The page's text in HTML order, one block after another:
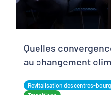
Revitalisation des centres-
Quelles
au changement
Retour sur le